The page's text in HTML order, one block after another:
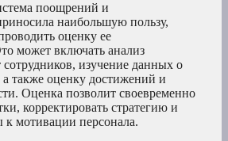
поощрений и
наибольшую пользу,
оценку ее
может включать анализ
сотрудников, изучение данных о
а также оценку достижений и
Оценка позволит своевременно
корректировать стратегию и
к мотивации персонала.